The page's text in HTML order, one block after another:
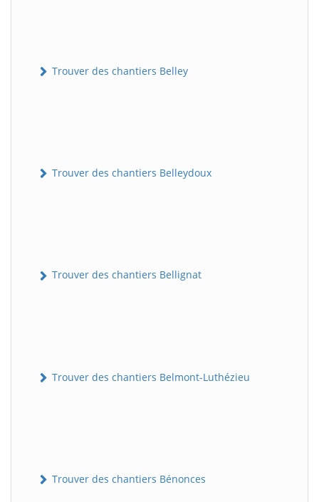
Trouver des chantiers Belley
Trouver des chantiers Belleydoux
Trouver des chantiers Bellignat
Trouver des chantiers Belmont-Luthézieu
Trouver des chantiers Bénonces